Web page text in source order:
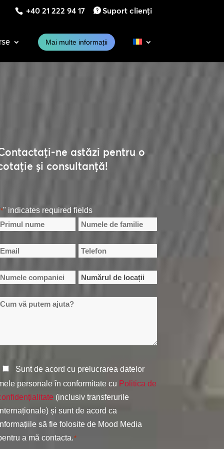
+40 21 222 94 17 Suport clienți
Mai multe informații
ne astăzi pentru o
și consultanță!
*" indicates required fields
Nume
Numele
de
familie
Email Telefon
Numele
*
Numărul
Cum
PoliticaSunt de acord cu prelucrarea datelor
personale în conformitate cu Politica de
(inclusiv transferurile
și sunt de acord ca
să fie folosite de Mood Media
a mă contacta.*